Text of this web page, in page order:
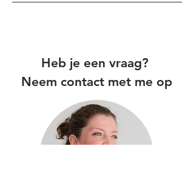
Heb je een vraag?
Neem contact met me op